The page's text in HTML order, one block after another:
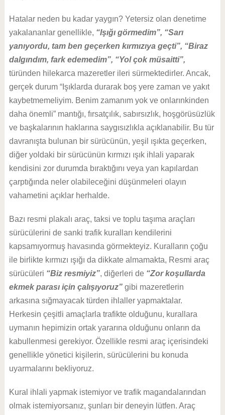
Hatalar neden bu kadar yaygın? Yetersiz olan denetime
yakalananlar genellikle, “Işığı görmedim”, “Sarı
yanıyordu, tam ben geçerken kırmızıya geçti”, “Biraz
dalgındım, fark edemedim”, “Yol çok müsaitti”,
türünden hilekarca mazeretler ileri sürmektedirler. Ancak,
gerçek durum “Işıklarda durarak boş yere zaman ve yakıt
kaybetmemeliyim. Benim zamanım yok ve onlarınkinden
daha önemli” mantığı, fırsatçılık, sabırsızlık, hoşgörüsüzlük
ve başkalarının haklarına saygısızlıkla açıklanabilir. Bu tür
davranışta bulunan bir sürücünün, yeşil ışıkta geçerken,
diğer yoldaki bir sürücünün kırmızı ışık ihlali yaparak
kendisini zor durumda bıraktığını veya yan kapılardan
çarptığında neler olabileceğini düşünmeleri olayın
vahametini açıklar herhalde.
Bazı resmi plakalı araç, taksi ve toplu taşıma araçları
sürücülerini de sanki trafik kuralları kendilerini
kapsamıyormuş havasında görmekteyiz. Kuralların çoğu
ile birlikte kırmızı ışığı da dikkate almamakta, Resmi araç
sürücüleri “Biz resmiyiz”, diğerleri de “Zor koşullarda
ekmek parası için çalışıyoruz” gibi mazeretlerin
arkasına sığmayacak türden ihlaller yapmaktalar.
Herkesin çeşitli amaçlarla trafikte olduğunu, kurallara
uymanın hepimizin ortak yararına olduğunu onların da
kabullenmesi gerekiyor. Özellikle resmi araç içerisindeki
genellikle yönetici kişilerin, sürücülerini bu konuda
uyarmalarını bekliyoruz.
Kural ihlali yapmak istemiyor ve trafik magandalarından
olmak istemiyorsanız, şunları bir deneyin lütfen. Araç